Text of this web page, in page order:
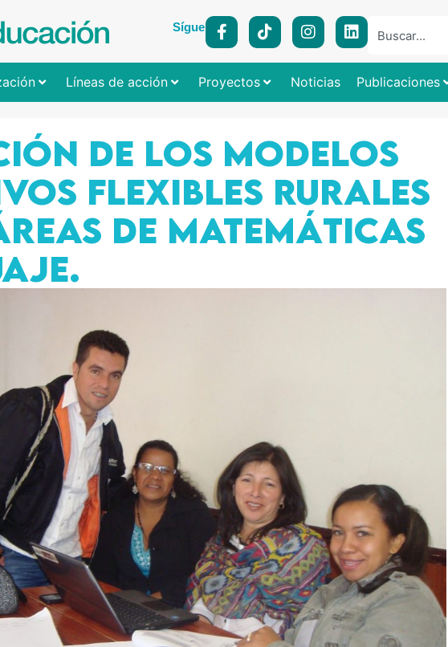
Síguenos:
Líneas de acción Proyectos Noticias Publicaciones
DE LOS MODELOS
FLEXIBLES RURALES
DE MATEMÁTICAS